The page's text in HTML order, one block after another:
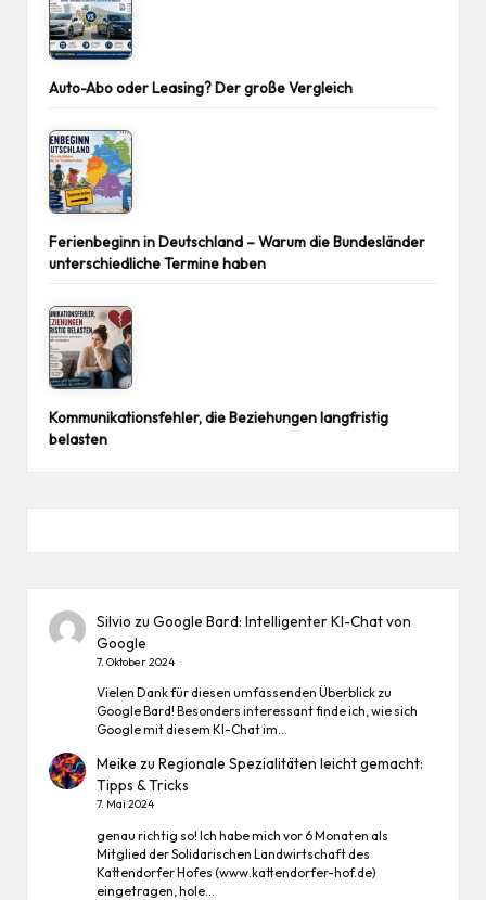
Auto-Abo oder Leasing? Der große Vergleich
Ferienbeginn in Deutschland – Warum die Bundesländer
unterschiedliche Termine haben
Kommunikationsfehler, die Beziehungen langfristig
belasten
Silvio zuGoogle Bard: Intelligenter KI-Chat von
Google
7. Oktober 2024
Vielen Dank für diesen umfassenden Überblick zu
Google Bard! Besonders interessant finde ich, wie sich
Google mit diesem KI-Chat im…
Meike zuRegionale Spezialitäten leicht gemacht:
Tipps & Tricks
7. Mai 2024
genau richtig so! Ich habe mich vor 6 Monaten als
Mitglied der Solidarischen Landwirtschaft des
Kattendorfer Hofes (www.kattendorfer-hof.de)
eingetragen, hole…